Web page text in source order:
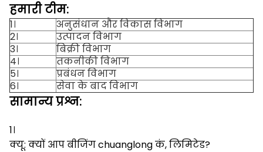
हमारी टीम:
1।
अनुसंधान और विकास विभाग
2।
उत्पादन विभाग
3।
बिक्री विभाग
4।
तकनीकी विभाग
5।
प्रबंधन विभाग
6।
सेवा के बाद विभाग
सामान्य प्रश्न:
1।
क्यू: क्यों आप बीजिंग chuanglong कं, लिमिटेड?